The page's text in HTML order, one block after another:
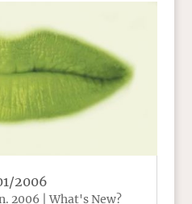
2006
2006|What's New?